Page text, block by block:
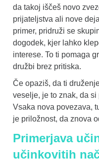
da takoj iščeš novo
prijateljstva ali nove
primer, pridruži se
dogodek, kjer lahko
interese. To ti pomaga
družbi brez pritiska.
Če opaziš, da ti
veselje, je to znak, da
Vsaka nova povezava,
je priložnost, da znova
Primerjava
učinkovitih